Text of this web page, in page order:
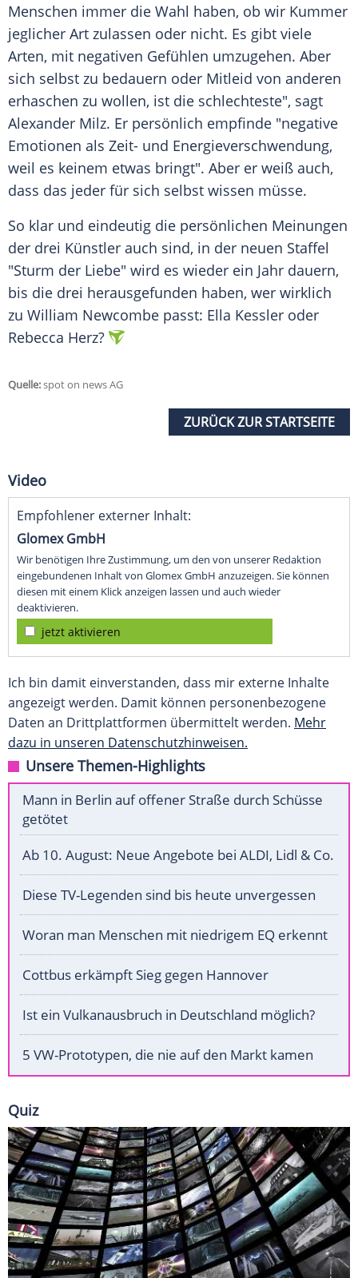
Menschen immer die Wahl haben, ob wir Kummer
jeglicher Art zulassen oder nicht. Es gibt viele
Arten, mit negativen Gefühlen umzugehen. Aber
sich selbst zu bedauern oder Mitleid von anderen
erhaschen zu wollen, ist die schlechteste", sagt
Alexander Milz. Er persönlich empfinde "negative
Emotionen als Zeit- und Energieverschwendung,
weil es keinem etwas bringt". Aber er weiß auch,
dass das jeder für sich selbst wissen müsse.
So klar und eindeutig die persönlichen Meinungen
der drei Künstler auch sind, in der neuen Staffel
"Sturm der Liebe" wird es wieder ein Jahr dauern,
bis die drei herausgefunden haben, wer wirklich
zu William Newcombe passt: Ella Kessler oder
Rebecca Herz?
Quelle:spot on news AG
ZURÜCK ZUR STARTSEITE
Video
Empfohlener externer Inhalt:
Glomex GmbH
Wir benötigen Ihre Zustimmung, um den von unserer Redaktion
eingebundenen Inhalt von Glomex GmbH anzuzeigen. Sie können
diesen mit einem Klick anzeigen lassen und auch wieder
deaktivieren.
jetzt aktivieren
Ich bin damit einverstanden, dass mir externe Inhalte
angezeigt werden. Damit können personenbezogene
Daten an Drittplattformen übermittelt werden. Mehr
dazu in unseren Datenschutzhinweisen.
Unsere Themen-Highlights
Mann in Berlin auf offener Straße durch Schüsse
getötet
Ab 10. August: Neue Angebote bei ALDI, Lidl & Co.
Diese TV-Legenden sind bis heute unvergessen
Woran man Menschen mit niedrigem EQ erkennt
Cottbus erkämpft Sieg gegen Hannover
Ist ein Vulkanausbruch in Deutschland möglich?
5 VW-Prototypen, die nie auf den Markt kamen
Quiz